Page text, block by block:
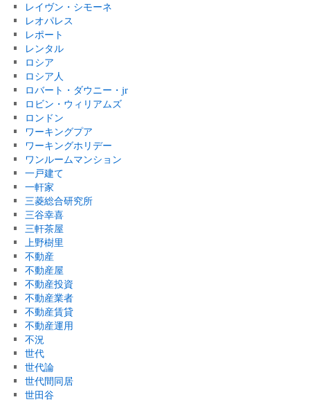
レイヴン・シモーネ
レオパレス
レポート
レンタル
ロシア
ロシア人
ロバート・ダウニー・jr
ロビン・ウィリアムズ
ロンドン
ワーキングプア
ワーキングホリデー
ワンルームマンション
一戸建て
一軒家
三菱総合研究所
三谷幸喜
三軒茶屋
上野樹里
不動産
不動産屋
不動産投資
不動産業者
不動産賃貸
不動産運用
不況
世代
世代論
世代間同居
世田谷